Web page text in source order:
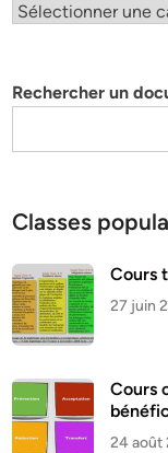
Classification
Rechercher un
Classes
Cours
27 juin
Cours
24 août